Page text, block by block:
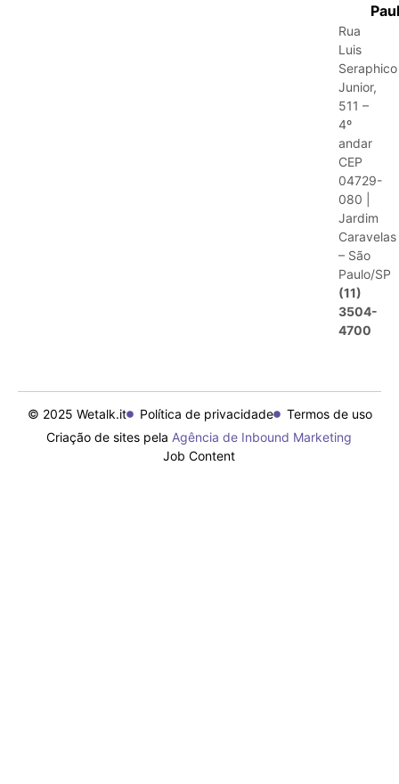
Rua
Luis
Seraphico
Junior,
511 –
4º
andar
CEP
04729-
080 |
Jardim
Caravelas
– São
Paulo/SP
(11)
3504-
4700
© 2025 Wetalk.it Política de privacidade
Termos de uso
Criação de sites pela Agência de Inbound Marketing
Job Content